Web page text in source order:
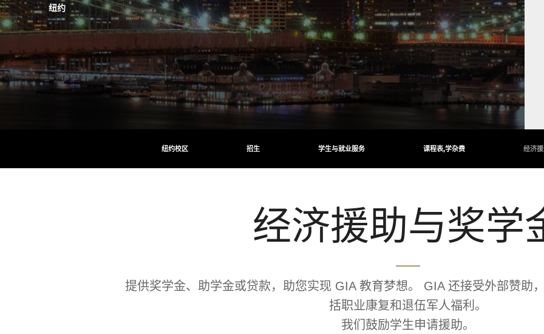
纽约
纽约校区 招生 学生与就业服务 课程表,学杂费 经济
经济援助与奖学
提供奖学金、助学金或贷款，助您实现 GIA 教育梦想。 GIA 还接受外部赞助
括职业康复和退伍军人福利。
我们鼓励学生申请援助。